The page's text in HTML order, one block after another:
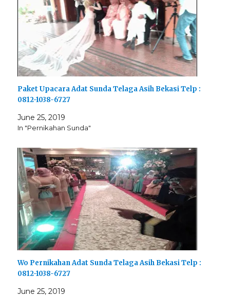
Paket Upacara Adat Sunda Telaga Asih Bekasi Telp :
0812-1038-6727
June 25, 2019
In "Pernikahan Sunda"
Wo Pernikahan Adat Sunda Telaga Asih Bekasi Telp :
0812-1038-6727
June 25, 2019